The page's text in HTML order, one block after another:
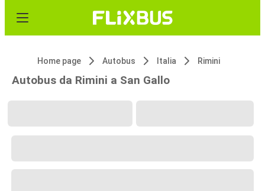
Home page Autobus Italia Rimini
Autobus da Rimini a San Gallo